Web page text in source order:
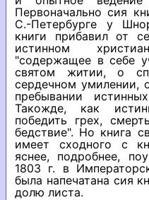
Первоначально сия
С.-Петербурге у
книги прибавил от
истинном
"содержащее в себе
святом житии, о
сердечном умилении,
пребывании
Такожде, как
победить грех,
бедствие". Но книга
имеет сходного с
яснее, подробнее,
1803 г. в
была напечатана сия
долю листа.